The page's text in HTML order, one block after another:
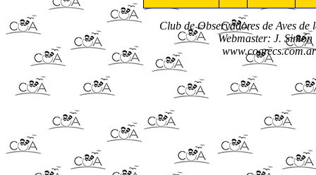
Club de Observadores de Aves
Webmaster: J.